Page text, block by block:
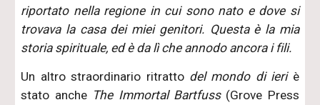
riportato nella regione in cui sono nato e dove si
trovava la casa dei miei genitori. Questa è la mia
storia spirituale, ed è da lì che annodo ancora i fili.
Un altro straordinario ritratto del mondo di ieriè
stato anche The Immortal Bartfuss(Grove Press